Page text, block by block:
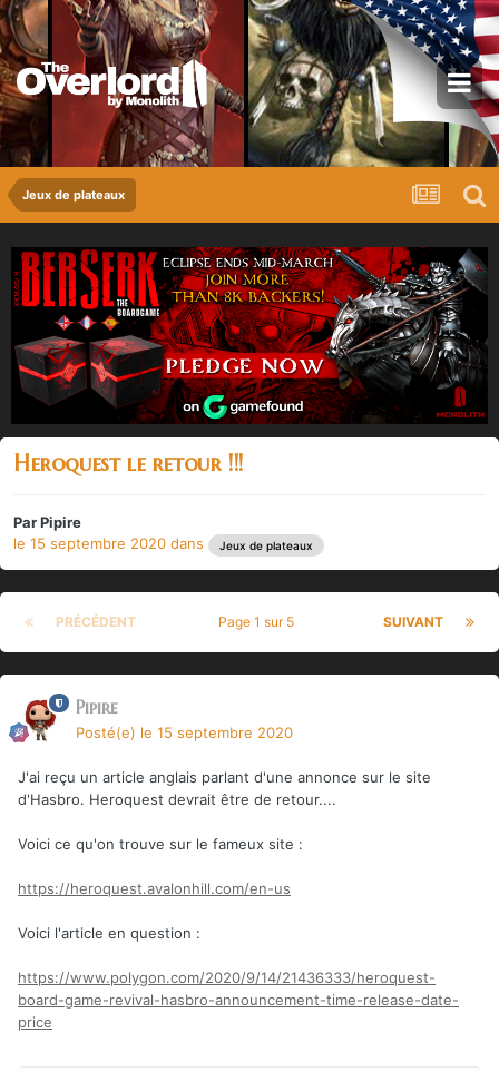
Jeux de plateaux
Heroquest le retour !!!
ParPipire
le 15 septembre 2020 dans Jeux de plateaux
PRÉCÉDENT SUIVANT
Page 1 sur 5
Pipire
Posté(e) le 15 septembre 2020
J'ai reçu un article anglais parlant d'une annonce sur le site
d'Hasbro. Heroquest devrait être de retour....
Voici ce qu'on trouve sur le fameux site :
https://heroquest.avalonhill.com/en-us
Voici l'article en question :
https://www.polygon.com/2020/9/14/21436333/heroquest-
board-game-revival-hasbro-announcement-time-release-date-
price